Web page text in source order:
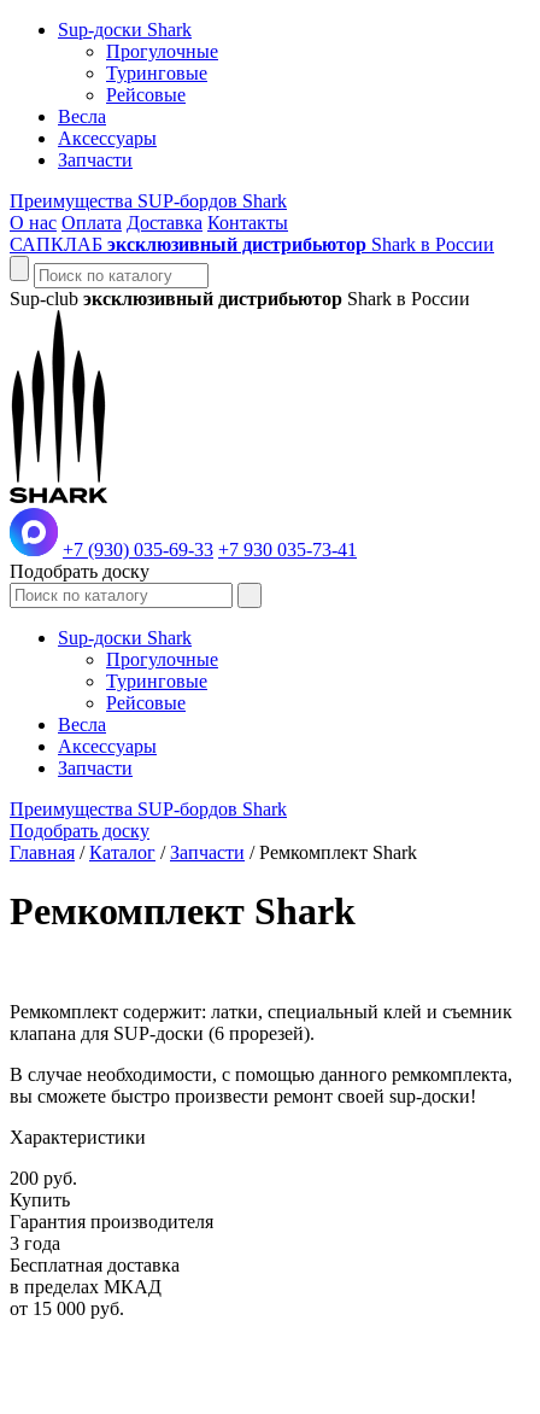
Sup-доски Shark
Прогулочные
Туринговые
Рейсовые
Весла
Аксессуары
Запчасти
Преимущества SUP-бордов Shark
О нас Оплата Доставка Контакты
САПКЛАБ эксклюзивный дистрибьютор Shark в России
Sup-club эксклюзивный дистрибьютор Shark в России
+7 (930) 035-69-33 +7 930 035-73-41
Подобрать доску
Sup-доски Shark
Прогулочные
Туринговые
Рейсовые
Весла
Аксессуары
Запчасти
Преимущества SUP-бордов Shark
Подобрать доску
Главная /Каталог /Запчасти /Ремкомплект Shark
Ремкомплект Shark
Ремкомплект содержит: латки, специальный клей и съемник
клапана для SUP-доски (6 прорезей).
В случае необходимости, с помощью данного ремкомплекта,
вы сможете быстро произвести ремонт своей sup-доски!
Характеристики
200 руб.
Купить
Гарантия производителя
3 года
Бесплатная доставка
в пределах МКАД
от 15 000 руб.